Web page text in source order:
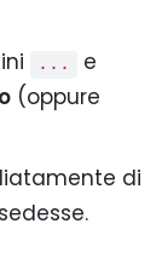
...
e
(oppure
di